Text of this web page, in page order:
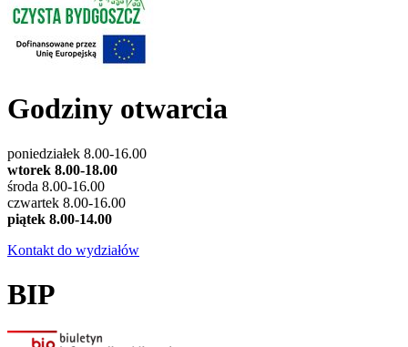
Godziny otwarcia
poniedziałek 8.00-16.00
wtorek 8.00-18.00
środa 8.00-16.00
czwartek 8.00-16.00
piątek 8.00-14.00
Kontakt do wydziałów
BIP